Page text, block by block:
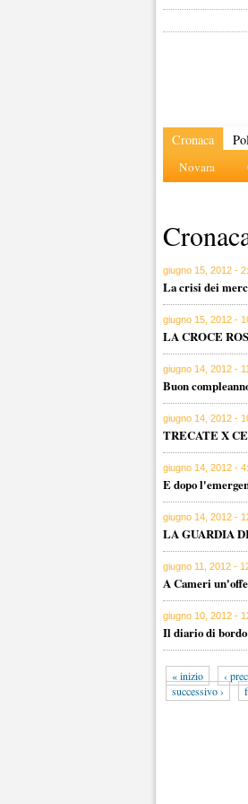
Cronaca
Novara
giugno 15, 2012 -
La crisi dei
giugno 15, 2012 -
LA CROCE
giugno 14, 2012 -
Buon
giugno 14, 2012 -
TRECATE X
giugno 14, 2012 -
E dopo
giugno 14, 2012 -
LA GUARDIA
giugno 11, 2012 -
A Cameri
giugno 10, 2012 -
Il diario di
« inizio ‹
successivo ›